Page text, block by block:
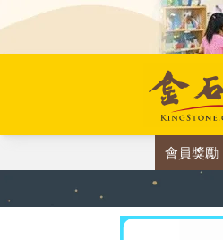
會員獎勵